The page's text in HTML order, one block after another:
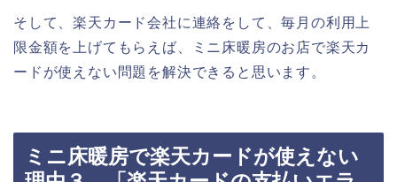
そして、楽天カード会社に連絡をして、毎月の利用上
限金額を上げてもらえば、ミニ床暖房のお店で楽天カ
ードが使えない問題を解決できると思います。
ミニ床暖房で楽天カードが使えない